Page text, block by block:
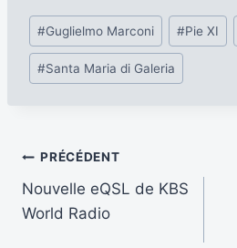
Étiquettes
de
la
#Guglielmo Marconi #Pie XI
#Santa Maria di Galeria
Navigation
de
PRÉCÉDENT
Nouvelle eQSL de KBS
World Radio